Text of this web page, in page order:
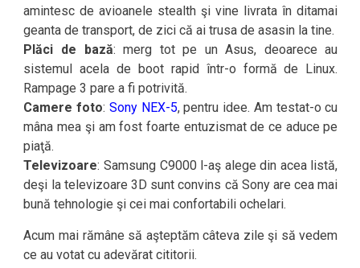
amintesc de avioanele stealth şi vine livrata în ditamai
geanta de transport, de zici că ai trusa de asasin la tine.
Plăci de bază: merg tot pe un Asus, deoarece au
sistemul acela de boot rapid într-o formă de Linux.
Rampage 3 pare a fi potrivită.
Camere foto: Sony NEX-5, pentru idee. Am testat-o cu
mâna mea şi am fost foarte entuzismat de ce aduce pe
piaţă.
Televizoare: Samsung C9000 l-aş alege din acea listă,
deşi la televizoare 3D sunt convins că Sony are cea mai
bună tehnologie şi cei mai confortabili ochelari.
Acum mai rămâne să aşteptăm câteva zile şi să vedem
ce au votat cu adevărat cititorii.